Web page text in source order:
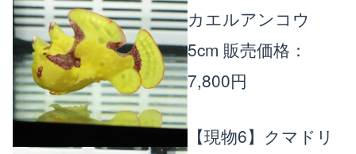
カエルアンコウ
5cm 販売価格：
7,800円
【現物6】クマドリ